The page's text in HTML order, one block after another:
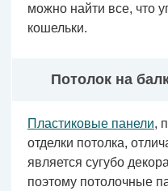
можно найти все, что
кошельки.
Потолок на
Пластиковые панели,
отделки потолка,
является сугубо
поэтому потолочные